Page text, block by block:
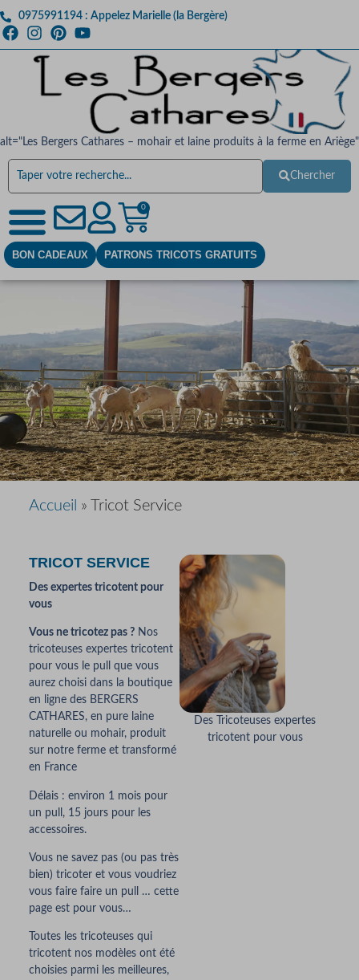
0975991194 : Appelez Marielle (la Bergère)
alt="Les Bergers Cathares – mohair et laine produits à la ferme en Ariège"
Chercher
0
BON CADEAUX PATRONS TRICOTS GRATUITS
Accueil » Tricot Service
TRICOT SERVICE
Des expertes tricotent pour
vous
Vous ne tricotez pas ?Nos
tricoteuses expertes tricotent
pour vous le pull que vous
aurez choisi dans la boutique
en ligne des BERGERS
CATHARES, en pure laine
naturelle ou mohair, produit
sur notre ferme et transformé
en France
Délais : environ 1 mois pour
un pull, 15 jours pour les
accessoires.
Vous ne savez pas (ou pas très
bien) tricoter et vous voudriez
vous faire faire un pull … cette
page est pour vous…
Toutes les tricoteuses qui
tricotent nos modèles ont été
choisies parmi les meilleures,
Des Tricoteuses expertes
tricotent pour vous